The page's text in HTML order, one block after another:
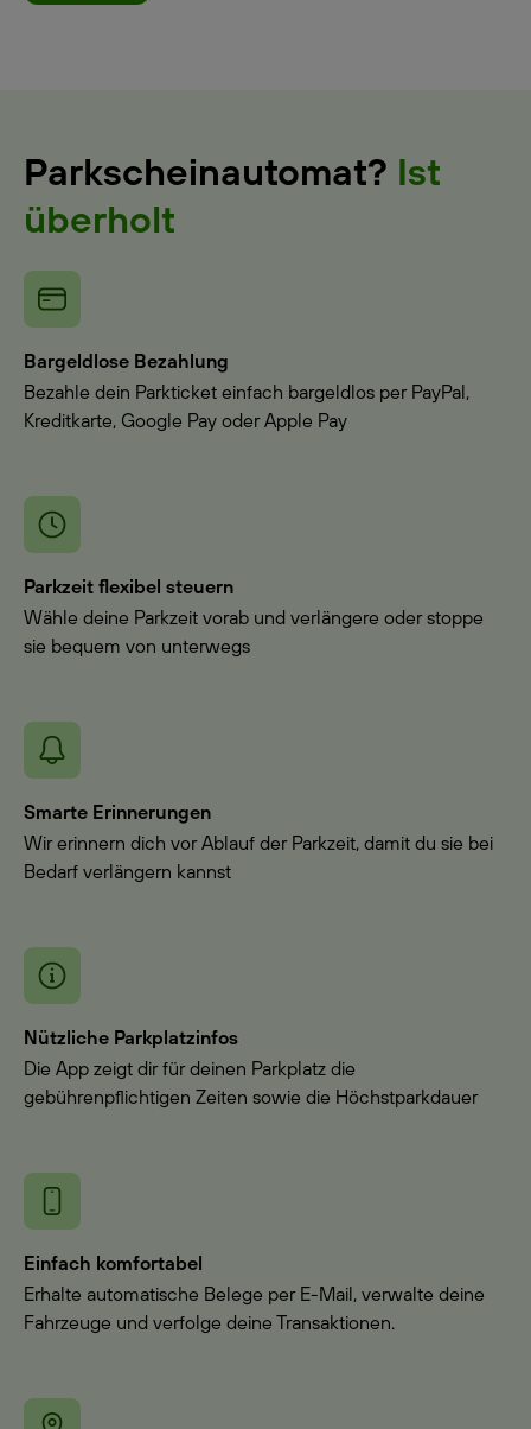
Parkscheinautomat? Ist
überholt
Bargeldlose Bezahlung
Bezahle dein Parkticket einfach bargeldlos per PayPal,
Kreditkarte, Google Pay oder Apple Pay
Parkzeit flexibel steuern
Wähle deine Parkzeit vorab und verlängere oder stoppe
sie bequem von unterwegs
Smarte Erinnerungen
Wir erinnern dich vor Ablauf der Parkzeit, damit du sie bei
Bedarf verlängern kannst
Nützliche Parkplatzinfos
Die App zeigt dir für deinen Parkplatz die
gebührenpflichtigen Zeiten sowie die Höchstparkdauer
Einfach komfortabel
Erhalte automatische Belege per E-Mail, verwalte deine
Fahrzeuge und verfolge deine Transaktionen.